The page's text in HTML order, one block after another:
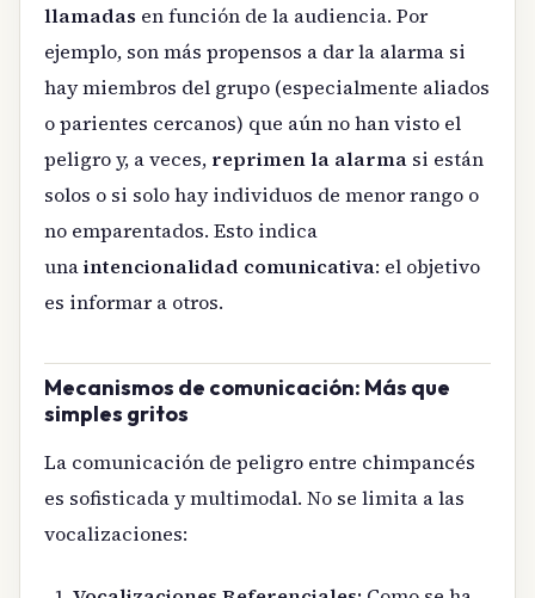
llamadas en función de la audiencia. Por
ejemplo, son más propensos a dar la alarma si
hay miembros del grupo (especialmente aliados
o parientes cercanos) que aún no han visto el
peligro y, a veces, reprimen la alarma si están
solos o si solo hay individuos de menor rango o
no emparentados. Esto indica
unaintencionalidad comunicativa: el objetivo
es informar a otros.
Mecanismos de comunicación: Más que
simples gritos
La comunicación de peligro entre chimpancés
es sofisticada y multimodal. No se limita a las
vocalizaciones: